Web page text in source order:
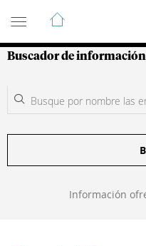
Guía de
Buscador de información
Información